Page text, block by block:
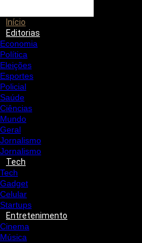
Início
Editorias
Economia
Política
Eleições
Esportes
Policial
Saúde
Ciências
Mundo
Geral
Jornalismo
Jornalismo
Tech
Tech
Gadget
Celular
Startups
Entretenimento
Cinema
Música